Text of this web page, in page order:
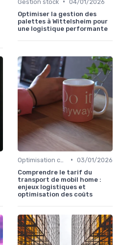
Gestion stock
04/01/2026
Optimiser la gestion des
palettes à Wittelsheim pour
une logistique performante
• 03/01/2026
Comprendre le tarif du
transport de mobil home :
enjeux logistiques et
optimisation des coûts